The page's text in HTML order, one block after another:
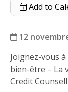
Add to
12
La vérité
Joignez-vous
bien-être – La
Credit